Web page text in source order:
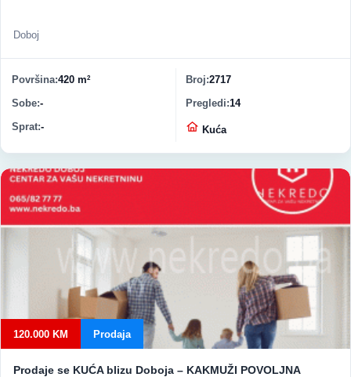
Doboj
Površina 420 m2 Broj 2717
Sobe - Pregledi 14
Sprat - Vrsta nekretnine
Kuća
120.000 KM Prodaja
Prodaje se KUĆA blizu Doboja – KAKMUŽI POVOLJNA